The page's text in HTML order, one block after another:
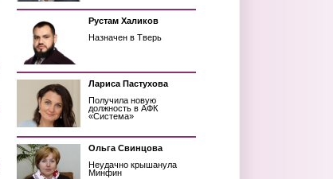
Рустам Халиков
Назначен в Тверь
Лариса Пастухова
Получила новую
должность в АФК
«Система»
Ольга Свинцова
Неудачно крышанула
Минфин